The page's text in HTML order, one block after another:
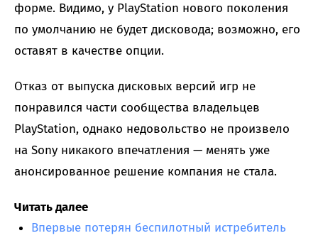
форме. Видимо, у PlayStation нового поколения
по умолчанию не будет дисковода; возможно, его
оставят в качестве опции.
Отказ от выпуска дисковых версий игр не
понравился части сообщества владельцев
PlayStation, однако недовольство не произвело
на Sony никакого впечатления — менять уже
анонсированное решение компания не стала.
Читать далее
Впервые потерян беспилотный истребитель